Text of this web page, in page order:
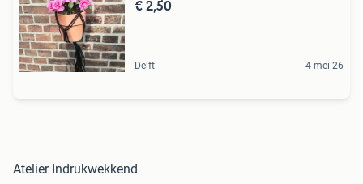
€ 2,50
Delft 4 mei 26
Atelier Indrukwekkend